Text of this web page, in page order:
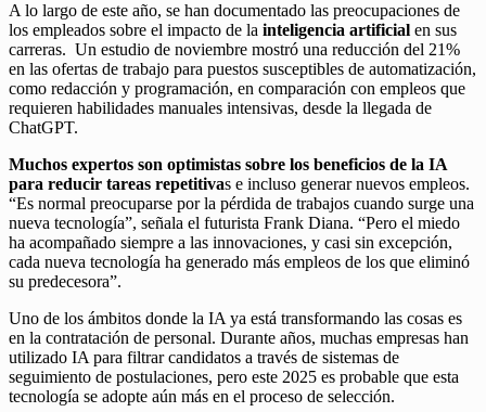
A lo largo de este año, se han documentado las preocupaciones de
los empleados sobre el impacto de la inteligencia artificial en sus
carreras. Un estudio de noviembre mostró una reducción del 21%
en las ofertas de trabajo para puestos susceptibles de automatización,
como redacción y programación, en comparación con empleos que
requieren habilidades manuales intensivas, desde la llegada de
ChatGPT.
Muchos expertos son optimistas sobre los beneficios de la IA
para reducir tareas repetitivas e incluso generar nuevos empleos.
“Es normal preocuparse por la pérdida de trabajos cuando surge una
nueva tecnología”, señala el futurista Frank Diana. “Pero el miedo
ha acompañado siempre a las innovaciones, y casi sin excepción,
cada nueva tecnología ha generado más empleos de los que eliminó
su predecesora”.
Uno de los ámbitos donde la IA ya está transformando las cosas es
en la contratación de personal. Durante años, muchas empresas han
utilizado IA para filtrar candidatos a través de sistemas de
seguimiento de postulaciones, pero este 2025 es probable que esta
tecnología se adopte aún más en el proceso de selección.